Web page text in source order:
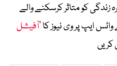
زندگی کو متاثر کرسکنے والے
ایپ پر وی نیوز کا ’آفیشل
کریں